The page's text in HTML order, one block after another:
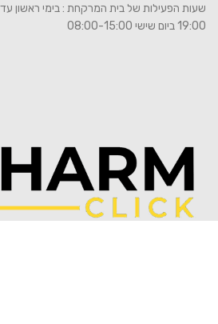
19:00 ביום שישי 08:00-15:00